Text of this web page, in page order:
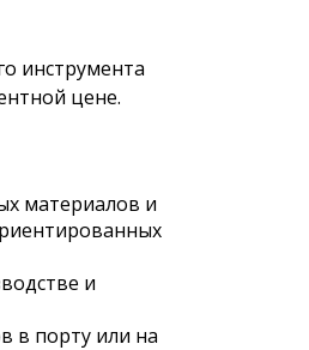
инструмента
цене.
материалов и
и
в порту или на